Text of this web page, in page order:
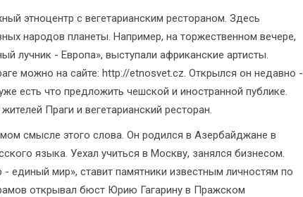
этноцентр с вегетарианским рестораном. Здесь
народов планеты. Например, на торжественном вечере,
лучник - Европа», выступали африканские артисты.
можно на сайте: http://etnosvet.cz. Открылся он недавно -
есть что предложить чешской и иностранной публике.
Праги и вегетарианский ресторан.
смысле этого слова. Он родился в Азербайджане в
языка. Уехал учиться в Москву, занялся бизнесом.
единый мир», ставит памятники известным личностям по
открывал бюст Юрию Гагарину в Пражском